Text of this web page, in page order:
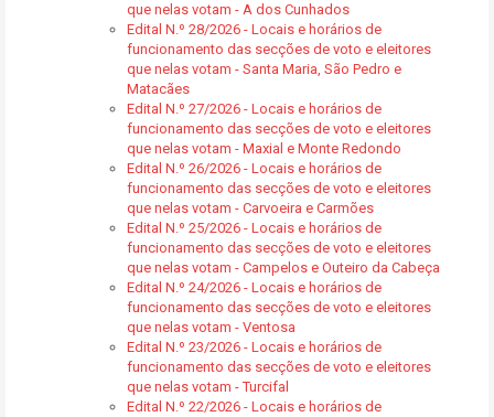
que nelas votam - A dos Cunhados
Edital N.º 28/2026 - Locais e horários de
funcionamento das secções de voto e eleitores
que nelas votam - Santa Maria, São Pedro e
Matacães
Edital N.º 27/2026 - Locais e horários de
funcionamento das secções de voto e eleitores
que nelas votam - Maxial e Monte Redondo
Edital N.º 26/2026 - Locais e horários de
funcionamento das secções de voto e eleitores
que nelas votam - Carvoeira e Carmões
Edital N.º 25/2026 - Locais e horários de
funcionamento das secções de voto e eleitores
que nelas votam - Campelos e Outeiro da Cabeça
Edital N.º 24/2026 - Locais e horários de
funcionamento das secções de voto e eleitores
que nelas votam - Ventosa
Edital N.º 23/2026 - Locais e horários de
funcionamento das secções de voto e eleitores
que nelas votam - Turcifal
Edital N.º 22/2026 - Locais e horários de